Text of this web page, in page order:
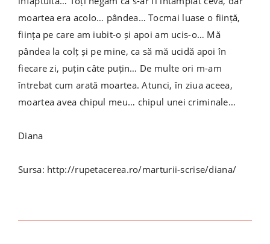
moartea era acolo… pândea… Tocmai luase o ființă,
ființa pe care am iubit-o și apoi am ucis-o… Mă
pândea la colț și pe mine, ca să mă ucidă apoi în
fiecare zi, puțin câte puțin… De multe ori m-am
întrebat cum arată moartea. Atunci, în ziua aceea,
moartea avea chipul meu… chipul unei criminale…
Diana
Sursa: http://rupetacerea.ro/marturii-scrise/diana/